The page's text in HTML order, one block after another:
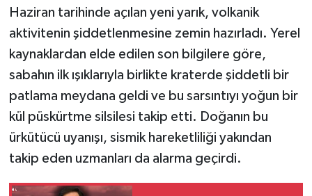
Haziran tarihinde açılan yeni yarık, volkanik
aktivitenin şiddetlenmesine zemin hazırladı. Yerel
kaynaklardan elde edilen son bilgilere göre,
sabahın ilk ışıklarıyla birlikte kraterde şiddetli bir
patlama meydana geldi ve bu sarsıntıyı yoğun bir
kül püskürtme silsilesi takip etti. Doğanın bu
ürkütücü uyanışı, sismik hareketliliği yakından
takip eden uzmanları da alarma geçirdi.